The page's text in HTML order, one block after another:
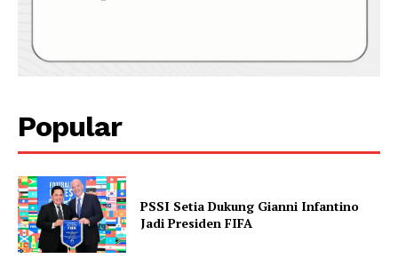
Popular
PSSI Setia Dukung Gianni Infantino
Jadi Presiden FIFA